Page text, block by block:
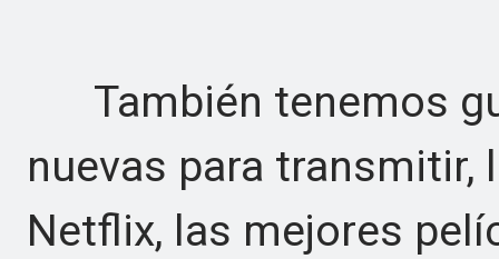
También tenemos
nuevas para transmitir,
Netflix, las mejores